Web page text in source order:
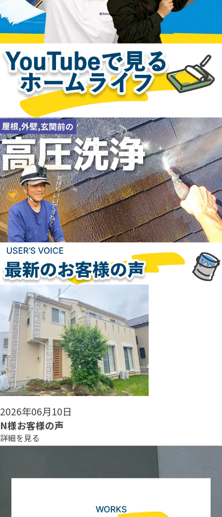
2026年06月08日
N様お客様の声
詳細を見る